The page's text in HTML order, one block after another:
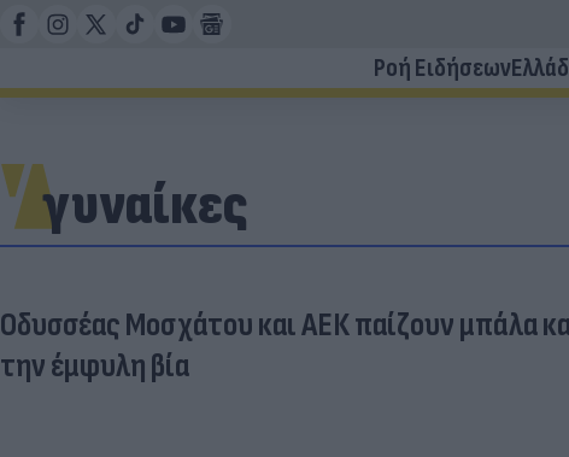
Ροή Ειδήσεων
γυναίκες
Οδυσσέας Μοσχάτου και ΑΕΚ παίζουν μπάλα
την έμφυλη βία